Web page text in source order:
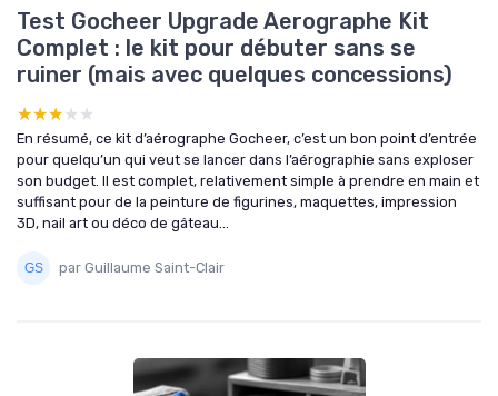
Test Gocheer Upgrade Aerographe Kit
Complet : le kit pour débuter sans se
ruiner (mais avec quelques concessions)
★★★★★
★★★★★
En résumé, ce kit d’aérographe Gocheer, c’est un bon point d’entrée
pour quelqu’un qui veut se lancer dans l’aérographie sans exploser
son budget. Il est complet, relativement simple à prendre en main et
suffisant pour de la peinture de figurines, maquettes, impression
3D, nail art ou déco de gâteau...
par Guillaume Saint-Clair